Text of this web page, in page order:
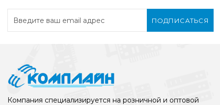
ПОДПИСАТЬСЯ
Компания специализируется на розничной и оптовой